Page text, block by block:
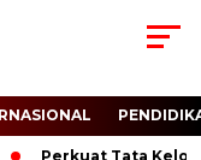
Perkuat Tata Kelola